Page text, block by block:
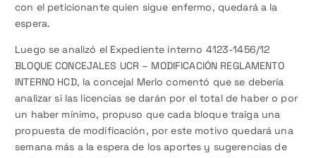
con el peticionante quien sigue enfermo, quedará a la
espera.
Luego se analizó el Expediente interno 4123-1456/12
BLOQUE CONCEJALES UCR – MODIFICACIÓN REGLAMENTO
INTERNO HCD, la concejal Merlo comentó que se debería
analizar si las licencias se darán por el total de haber o por
un haber mínimo, propuso que cada bloque traiga una
propuesta de modificación, por este motivo quedará una
semana más a la espera de los aportes y sugerencias de